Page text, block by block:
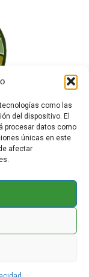
como las
del dispositivo. El
procesar datos como
únicas en este
afectar